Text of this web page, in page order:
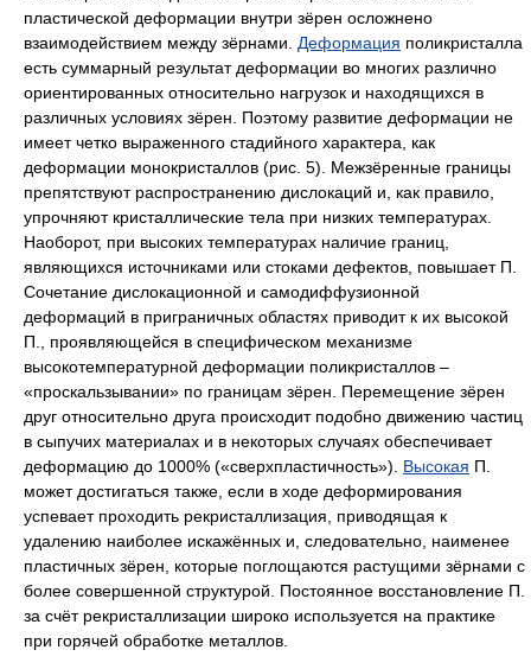
пластической деформации внутри зёрен осложнено
взаимодействием между зёрнами. Деформация поликристалла
есть суммарный результат деформации во многих различно
ориентированных относительно нагрузок и находящихся в
различных условиях зёрен. Поэтому развитие деформации не
имеет четко выраженного стадийного характера, как
деформации монокристаллов (рис. 5). Межзёренные границы
препятствуют распространению дислокаций и, как правило,
упрочняют кристаллические тела при низких температурах.
Наоборот, при высоких температурах наличие границ,
являющихся источниками или стоками дефектов, повышает П.
Сочетание дислокационной и самодиффузионной
деформаций в приграничных областях приводит к их высокой
П., проявляющейся в специфическом механизме
высокотемпературной деформации поликристаллов ‒
«проскальзывании» по границам зёрен. Перемещение зёрен
друг относительно друга происходит подобно движению частиц
в сыпучих материалах и в некоторых случаях обеспечивает
деформацию до 1000% («сверхпластичность»). Высокая П.
может достигаться также, если в ходе деформирования
успевает проходить рекристаллизация
приводящая к
удалению наиболее искажённых и, следовательно, наименее
пластичных зёрен, которые поглощаются растущими зёрнами с
более совершенной структурой. Постоянное восстановление П.
за счёт рекристаллизации широко используется на практике
при горячей обработке металлов.